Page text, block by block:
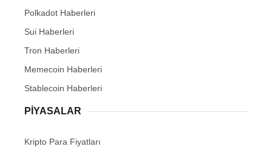
Polkadot Haberleri
Sui Haberleri
Tron Haberleri
Memecoin Haberleri
Stablecoin Haberleri
PIYASALAR
Kripto Para Fiyatları